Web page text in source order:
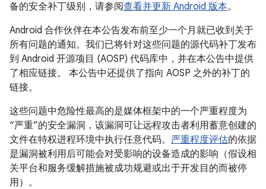
备的安全补丁级别，请参阅查看并更新 Android 版本。
Android 合作伙伴在本公告发布前至少一个月就已收到关于
所有问题的通知。我们已将针对这些问题的源代码补丁发布
到 Android 开源项目 (AOSP) 代码库中，并在本公告中提供
了相应链接。 本公告中还提供了指向 AOSP 之外的补丁的
链接。
这些问题中危险性最高的是媒体框架中的一个严重程度为
“严重”的安全漏洞，该漏洞可让远程攻击者利用蓄意创建的
文件在特权进程环境中执行任意代码。 严重程度评估的依据
是漏洞被利用后可能会对受影响的设备造成的影响（假设相
关平台和服务缓解措施被成功规避或出于开发目的而被停
用）。